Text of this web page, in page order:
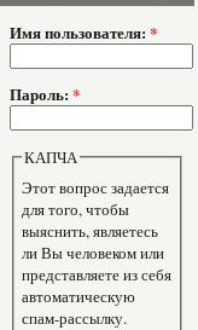
Имя пользователя: *
Пароль: *
КАПЧА
Этот вопрос задается
для того, чтобы
выяснить, являетесь
ли Вы человеком или
представляете из себя
автоматическую
спам-рассылку.